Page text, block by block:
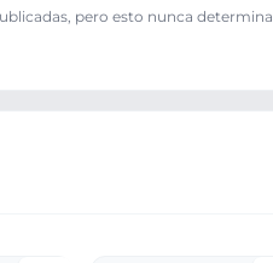
pero esto nunca determina